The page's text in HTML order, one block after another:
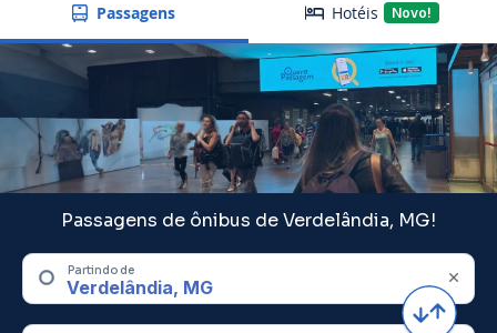
Passagens Hotéis Novo!
Passagens de ônibus de Verdelândia, MG!
Partindo de